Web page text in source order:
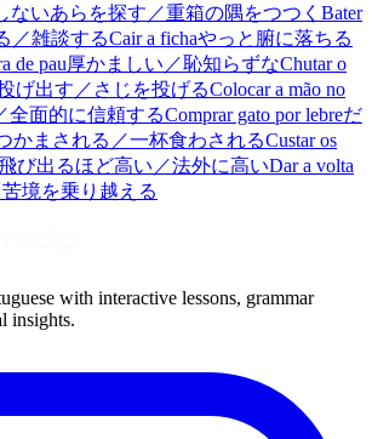
ないあらを探す／重箱の隅をつつく Bater
／雑談するCair a fichaやっと腑に落ちる
de pau厚かましい／恥知らずなChutar o
げ出す／さじを投げるColocar a mão no
全面的に信頼するComprar gato por lebreだ
かまされる／一杯食わされるCustar os
び出るほど高い／法外に高いDar a volta
境を乗り越える
with interactive lessons, grammar
insights.